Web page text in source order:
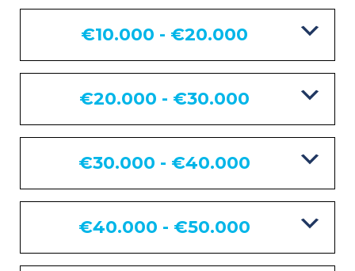
€10.000 - €20.000
€20.000 - €30.000
€30.000 - €40.000
€40.000 - €50.000